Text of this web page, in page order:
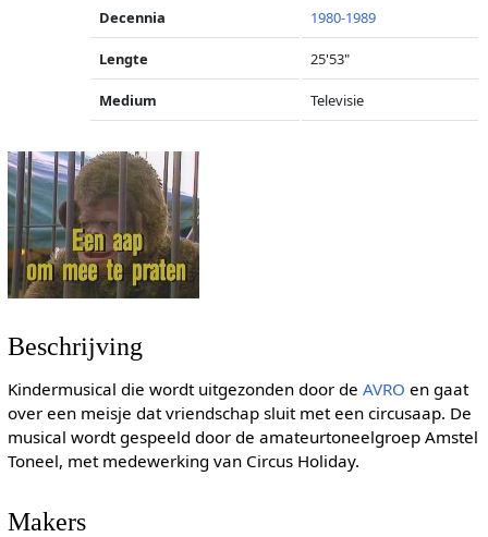
Decennia 1980-1989
Lengte 25'53"
Medium Televisie
Beschrijving
Kindermusical die wordt uitgezonden door de AVRO en gaat
over een meisje dat vriendschap sluit met een circusaap. De
musical wordt gespeeld door de amateurtoneelgroep Amstel
Toneel, met medewerking van Circus Holiday.
Makers